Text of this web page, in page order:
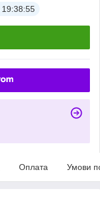
19:38:54
Оплата Умови